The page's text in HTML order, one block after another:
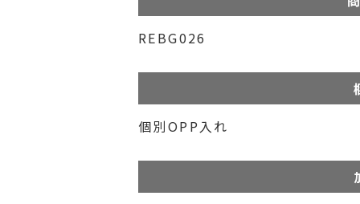
REBG026
個別OPP入れ